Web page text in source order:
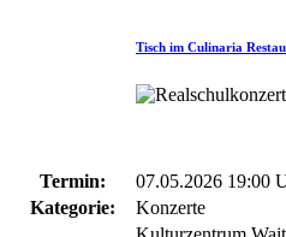
Tisch im Culinaria
Termin:
07.05.2026 19:00
Kategorie:
Konzerte